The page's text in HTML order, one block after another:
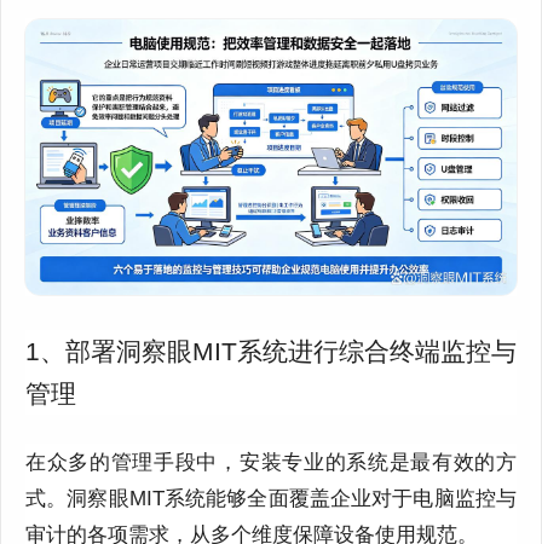
1、部署洞察眼MIT系统进行综合终端监控与
管理
在众多的管理手段中，安装专业的系统是最有效的方
式。洞察眼MIT系统能够全面覆盖企业对于电脑监控与
审计的各项需求，从多个维度保障设备使用规范。